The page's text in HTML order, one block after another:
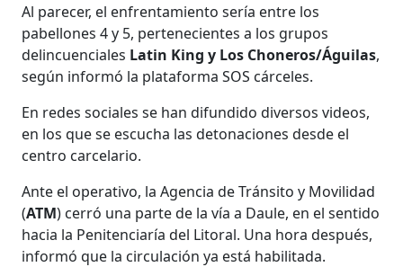
Al parecer, el enfrentamiento sería entre los
pabellones 4 y 5, pertenecientes a los grupos
delincuenciales Latin King y Los Choneros/Águilas,
según informó la plataforma SOS cárceles.
En redes sociales se han difundido diversos videos,
en los que se escucha las detonaciones desde el
centro carcelario.
Ante el operativo, la Agencia de Tránsito y Movilidad
(ATM) cerró una parte de la vía a Daule, en el sentido
hacia la Penitenciaría del Litoral. Una hora después,
informó que la circulación ya está habilitada.